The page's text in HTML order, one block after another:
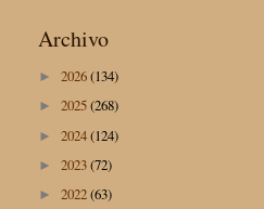
Archivo
► 2026(134)
► 2025(268)
► 2024(124)
► 2023(72)
► 2022(63)